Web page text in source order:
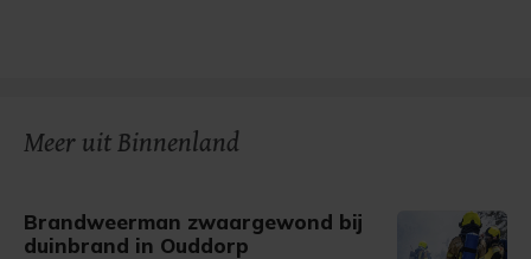
Meer uit Binnenland
Brandweerman zwaargewond bij
duinbrand in Ouddorp